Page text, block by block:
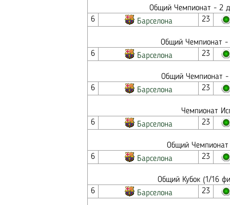
Общий Чемпионат - 2
6
Барселона 23
Общий Чемпионат -
6
Барселона 23
Общий Чемпионат
6
Барселона 23
Чемпионат
6
Барселона 23
Общий
6
Барселона 23
Общий Кубок (1/16
6
Барселона 23